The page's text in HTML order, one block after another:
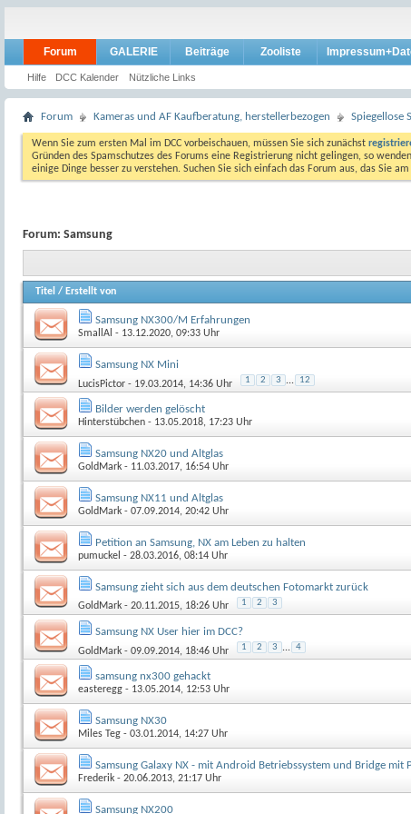
Forum
Hilfe DCC Kalender Nützliche Links
GALERIE Beiträge Zooliste
Forum Kameras und AF Kaufberatung, herstellerbezogen Spiegellose
Wenn Sie zum ersten Mal im DCC vorbeischauen, müssen Sie sich zunächst
Gründen des Spamschutzes des Forums eine Registrierung nicht gelingen, so
einige Dinge besser zu verstehen. Suchen Sie sich einfach das Forum aus, das Sie
Forum: Samsung
Titel / Erstellt von
Samsung NX300/M Erfahrungen
SmallAl - 13.12.2020, 09:33 Uhr
Samsung NX Mini
LucisPictor - 19.03.2014, 14:36 Uhr 1 2 3 ... 12
Bilder werden gelöscht
Hinterstübchen - 13.05.2018, 17:23 Uhr
Samsung NX20 und Altglas
GoldMark - 11.03.2017, 16:54 Uhr
Samsung NX11 und Altglas
GoldMark - 07.09.2014, 20:42 Uhr
Petition an Samsung, NX am Leben zu halten
pumuckel - 28.03.2016, 08:14 Uhr
Samsung zieht sich aus dem deutschen Fotomarkt zurück
GoldMark - 20.11.2015, 18:26 Uhr 1 2 3
Samsung NX User hier im DCC?
GoldMark - 09.09.2014, 18:46 Uhr 1 2 3 ... 4
samsung nx300 gehackt
easteregg - 13.05.2014, 12:53 Uhr
Samsung NX30
Miles Teg - 03.01.2014, 14:27 Uhr
Samsung Galaxy NX - mit Android Betriebssystem und Bridge mit
Frederik - 20.06.2013, 21:17 Uhr
Samsung NX200